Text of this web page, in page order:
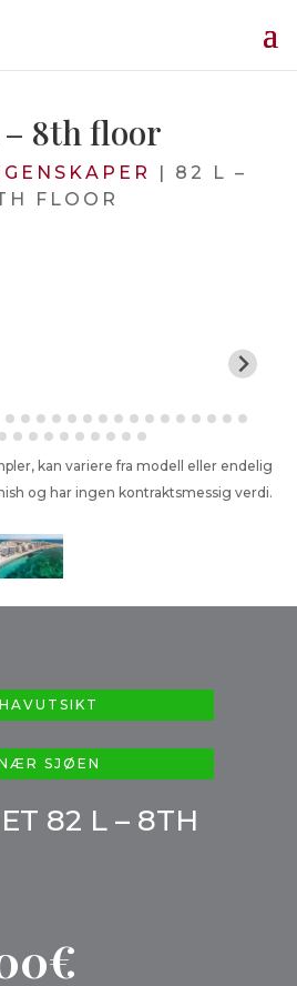
– 8th floor
| 82 L –
FLOOR
kan variere fra modell eller endelig
og har ingen kontraktsmessig verdi.
HAVUTSIKT
SJØEN
82 L – 8TH